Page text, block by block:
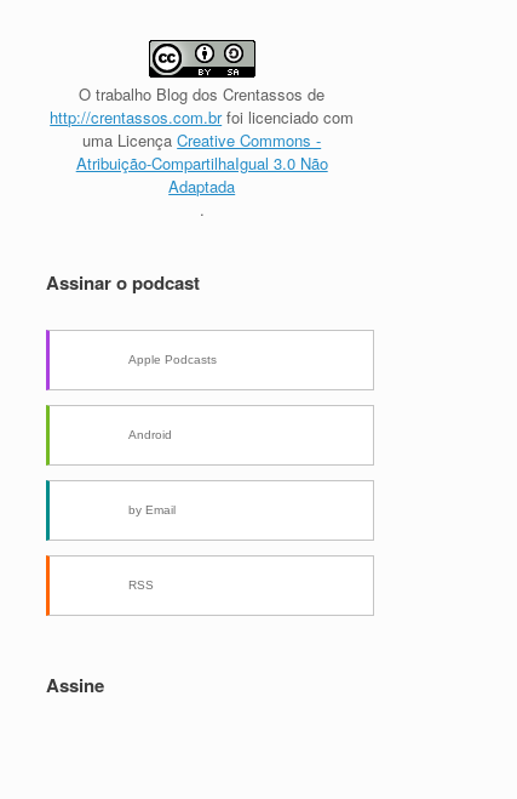
O trabalho Blog dos Crentassos de
http://crentassos.com.brfoi licenciado com
uma LicençaCreative Commons -
Atribuição-CompartilhaIgual 3.0 Não
Adaptada
.
Assinar o podcast
Apple Podcasts
Android
by Email
RSS
Assine